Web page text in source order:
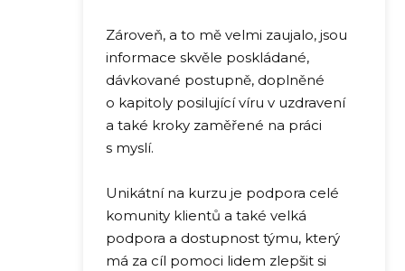
Zároveň, a to mě velmi zaujalo, jsou
informace skvěle poskládané,
dávkované postupně, doplněné
o kapitoly posilující víru v uzdravení
a také kroky zaměřené na práci
s myslí.
Unikátní na kurzu je podpora celé
komunity klientů a také velká
podpora a dostupnost týmu, který
má za cíl pomoci lidem zlepšit si